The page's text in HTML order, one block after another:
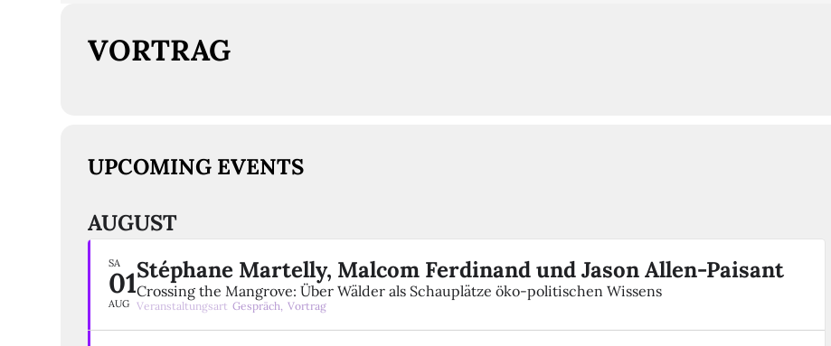
VORTRAG
UPCOMING EVENTS
AUGUST
SA
01
AUG
Stéphane Martelly, Malcom Ferdinand und Jason Allen-Paisant
Crossing the Mangrove: Über Wälder als Schauplätze öko-politischen Wissens
Veranstaltungsart Gespräch, Vortrag